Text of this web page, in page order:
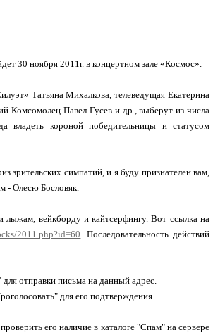
30 ноября 2011г. в концертном зале «Космос».
Татьяна Михалкова, телеведущая Екатерина
Комсомолец Павел Гусев и др., выберут из числа
владеть короной победительницы и статусом
зрительских симпатий, и я буду признателен вам,
- Олесю Бословяк.
лыжам, вейкборду и кайтсерфингу. Вот ссылка на
2011.php?id=60. Последовательность действий
отправки письма на данный адрес.
для его подтверждения.
его наличие в каталоге "Спам" на сервере